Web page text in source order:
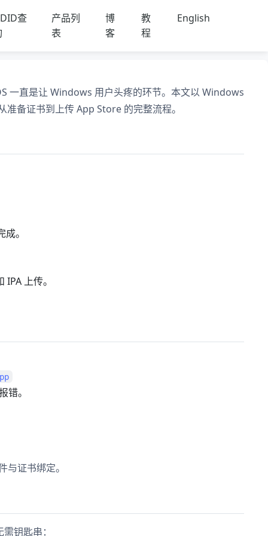
查
产品列
表
博
客
教
程
English
一直是让 Windows 用户头疼的环节。本文以 Windows
准备证书到上传 App Store 的完整流程。
。
上传。
错。
证书绑定。
钥匙串：